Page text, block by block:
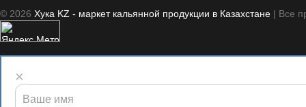
© 2026 Хука KZ - маркет кальянной продукции в Казахстане | Все
×